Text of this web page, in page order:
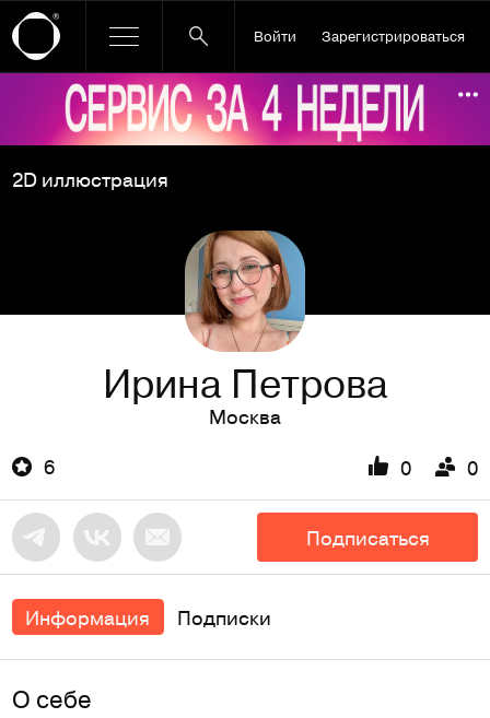
Войти Зарегистрироваться
Ссылка баннера
2D иллюстрация
Ирина Петрова
Москва
6
0 0
Подписаться
Информация Подписки
O себе